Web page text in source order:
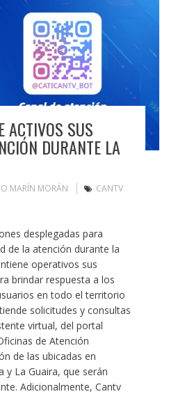
ACTIVOS SUS
DURANTE LA
MARÍN MORÁN
CANTV
desplegadas para
de la atención durante la
operativos sus
brindar respuesta a los
en todo el territorio
solicitudes y consultas
virtual, del portal
de Atención
de las ubicadas en
y La Guaira, que serán
Adicionalmente, Cantv